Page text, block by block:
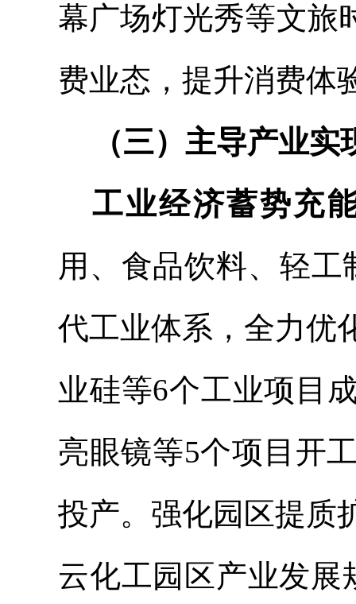
幕广场灯光秀等文旅
费业态， 提升消费体
（三）主导产业
工业经济蓄势充
用、食品饮料、轻工
代工业体系 ，全力优
业硅等6个工业项目
亮眼镜等5个项目开
投产。 强化园区提质
云化工园区产业发